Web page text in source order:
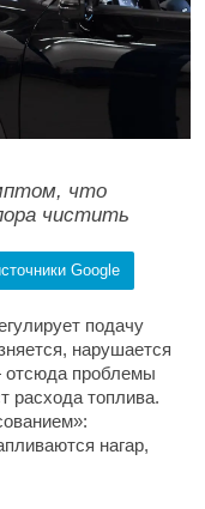
что
чистить
Google
подачу
нарушается
отсюда проблемы
расхода топлива.
нагар,